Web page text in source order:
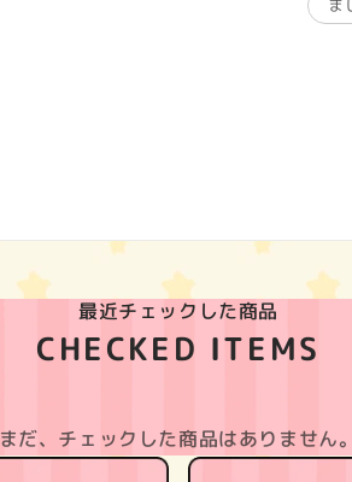
ま
最近チェックした商品
CHECKED ITEMS
まだ、チェックした商品はありません。